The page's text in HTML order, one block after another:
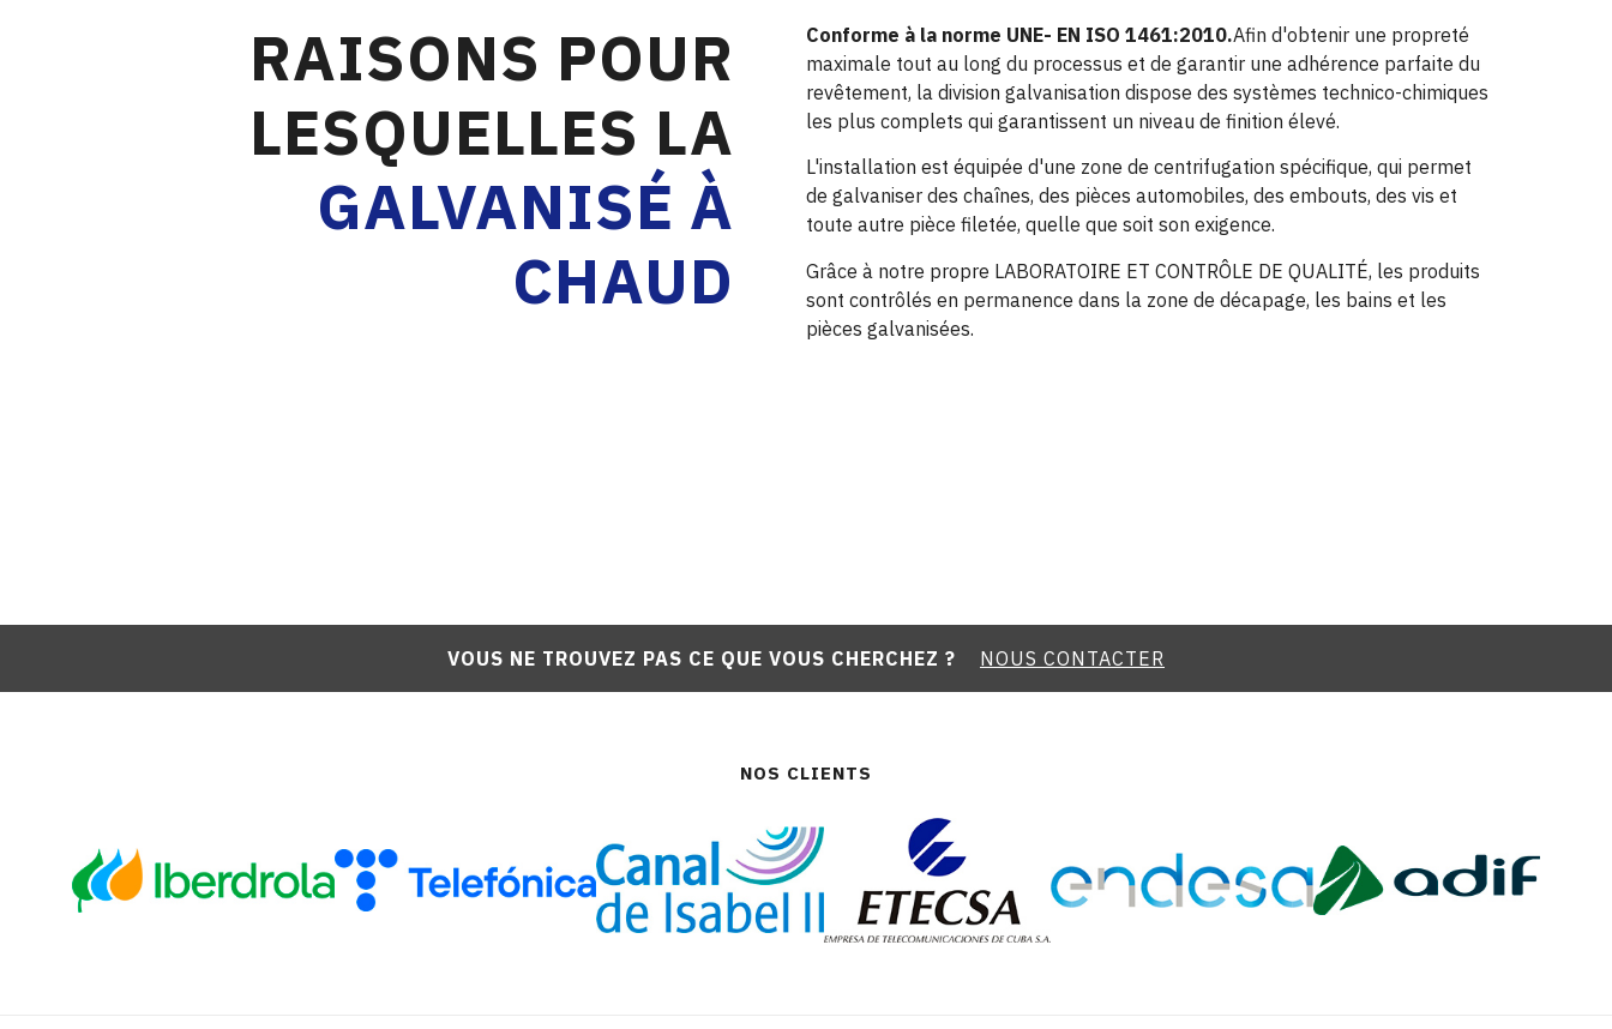
RAISONS POUR
LESQUELLES LA
GALVANISÉ À
CHAUD
Conforme à la norme UNE- EN ISO 1461:2010.Afin d'obtenir une propreté
maximale tout au long du processus et de garantir une adhérence parfaite du
revêtement, la division galvanisation dispose des systèmes technico-chimiques
les plus complets qui garantissent un niveau de finition élevé.
L'installation est équipée d'une zone de centrifugation spécifique, qui permet
de galvaniser des chaînes, des pièces automobiles, des embouts, des vis et
toute autre pièce filetée, quelle que soit son exigence.
Grâce à notre propre LABORATOIRE ET CONTRÔLE DE QUALITÉ, les produits
sont contrôlés en permanence dans la zone de décapage, les bains et les
pièces galvanisées.
VOUS NE TROUVEZ PAS CE QUE VOUS CHERCHEZ ? NOUS CONTACTER
NOS CLIENTS